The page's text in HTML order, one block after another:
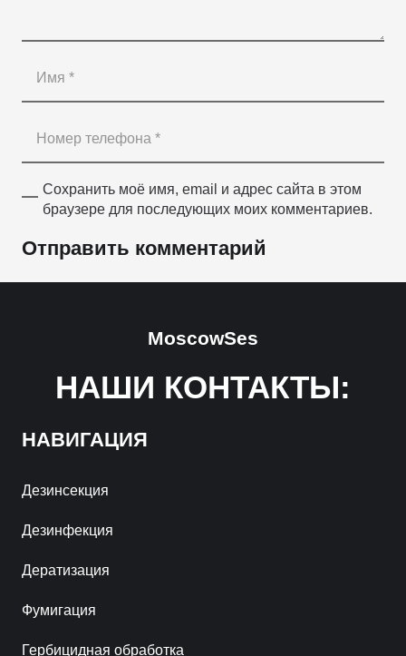
Сохранить моё имя, email и адрес сайта в этом
браузере для последующих моих комментариев.
Отправить комментарий
НАШИ КОНТАКТЫ:
MoscowSes
НАВИГАЦИЯ
Дезинсекция
Дезинфекция
Дератизация
Фумигация
Гербицидная обработка